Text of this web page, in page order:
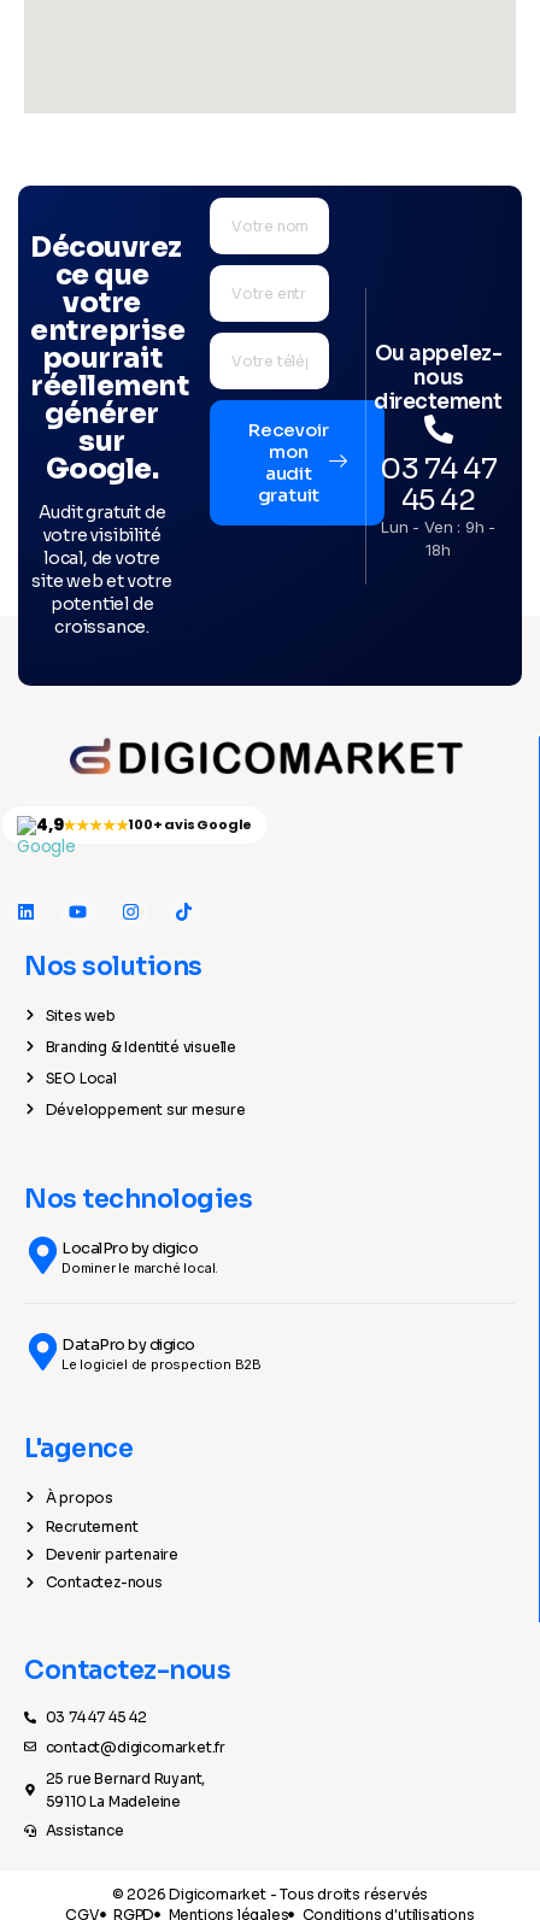
Découvrez
ce que
votre
entreprise
pourrait
réellement
générer
sur
Google.
Audit gratuit de
votre visibilité
local, de votre
site web et votre
potentiel de
croissance.
Recevoir
mon
audit
gratuit
Ou appelez-
nous
directement
03 74 47
45 42
Lun - Ven : 9h -
18h
4,9★★★★★100+ avis Google
Nos solutions
Sites web
Branding & Identité visuelle
SEO Local
Développement sur mesure
Nos technologies
LocalPro by digico
Dominer le marché local.
DataPro by digico
Le logiciel de prospection B2B
L'agence
À propos
Recrutement
Devenir partenaire
Contactez-nous
Contactez-nous
03 74 47 45 42
contact@digicomarket.fr
25 rue Bernard Ruyant,
59110 La Madeleine
Assistance
© 2026 Digicomarket - Tous droits réservés
CGV
RGPD Mentions légales Conditions d'utilisations